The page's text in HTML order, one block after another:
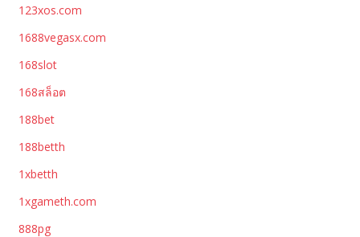
123xos.com
1688vegasx.com
168slot
168สล็อต
188bet
188betth
1xbetth
1xgameth.com
888pg